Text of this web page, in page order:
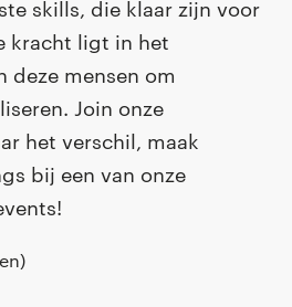
skills, die klaar zijn voor
kracht ligt in het
deze mensen om
Join onze
het verschil, maak
bij een van onze